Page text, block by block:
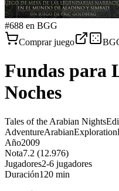
#688 en BGG
Comprar juego
Fundas para
Noches
Tales of the Arabian Nights
AdventureArabianExploration
Año2009
Nota7.2 (12.976)
Jugadores2-6 jugadores
Duración120 min